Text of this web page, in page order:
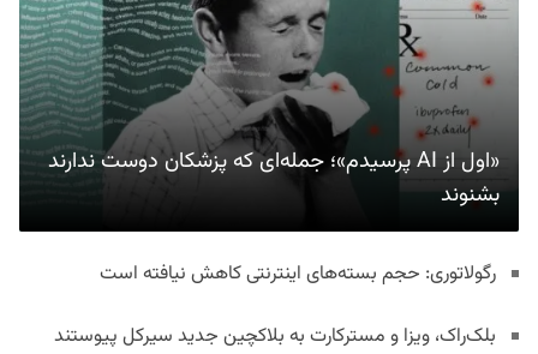
«اول از AI پرسیدم»؛ جمله‌ای که پزشکان دوست ندارند
بشنوند
رگولاتوری: حجم بسته‌های اینترنتی کاهش نیافته است
بلک‌راک، ویزا و مسترکارت به بلاکچین جدید سیرکل پیوستند